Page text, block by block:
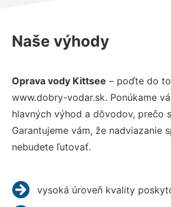
Naše výhody
Oprava vody Kittsee – poďte do
www.dobry-vodar.sk. Ponúkame
hlavných výhod a dôvodov, prečo
Garantujeme vám, že nadviazanie
nebudete ľutovať.
vysoká úroveň kvality